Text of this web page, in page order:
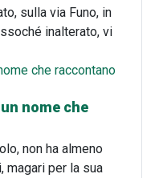
sulla via Funo, in
inalterato, vi
nome che
non ha almeno
magari per la sua